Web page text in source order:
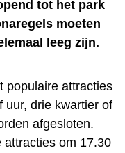
tot het park
moeten
leeg zijn.
populaire attracties
uur, drie kwartier of
afgesloten.
attracties om 17.30